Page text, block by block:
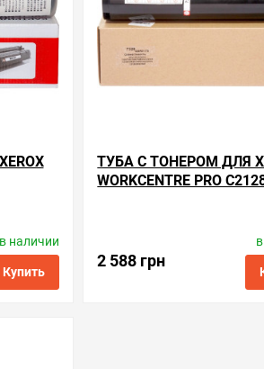
в наличии
Купить
ТУБА С ТОНЕРОМ ДЛЯ
WORKCENTRE PRO
2 588 грнКод товара:
kt-